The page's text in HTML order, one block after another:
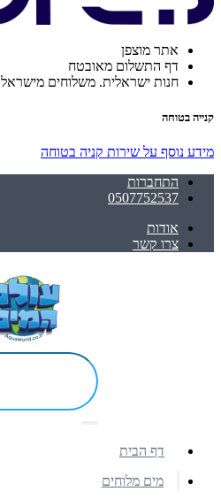
אתר מוצפן
דף התשלום מאובטח
חנות ישראלית. משלוחים מישראל
קנייה בטוחה
מידע נוסף על שירות קניה בטוחה
התחברות
0507752537
אודות
צרו קשר
דף הבית
מים מלוחים